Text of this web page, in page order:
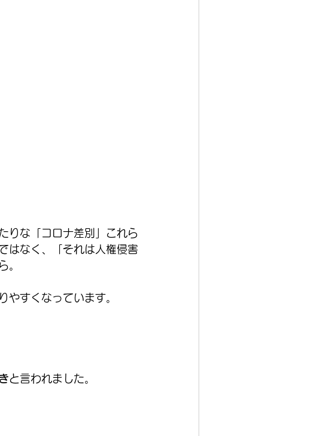
りな「コロナ差別」これら
はなく、「それは人権侵害
。
やすくなっています。
と言われました。